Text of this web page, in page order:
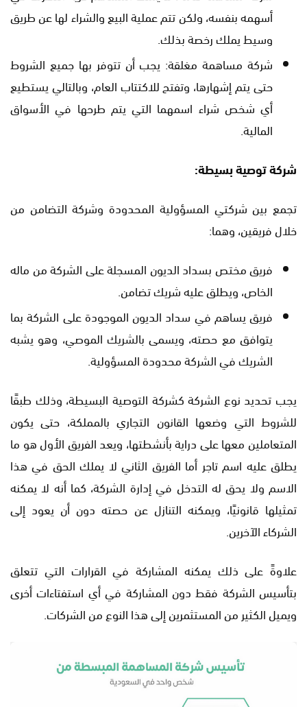
أسهمه بنفسه، ولكن تتم عملية البيع والشراء لها عن طريق
وسيط يملك رخصة بذلك.
شركة مساهمة مغلقة: يجب أن تتوفر بها جميع الشروط
حتى يتم إشهارها، وتفتح للاكتتاب العام، وبالتالي يستطيع
أي شخص شراء اسمهما التي يتم طرحها في الأسواق
المالية.
شركة توصية بسيطة:
تجمع بين شركتي المسؤولية المحدودة وشركة التضامن من
خلال فريقين، وهما:
فريق مختص بسداد الديون المسجلة على الشركة من ماله
الخاص، ويطلق عليه شريك تضامن.
فريق يساهم في سداد الديون الموجودة على الشركة بما
يتوافق مع حصته، ويسمى بالشريك الموصي، وهو يشبه
الشريك في الشركة محدودة المسؤولية.
يجب تحديد نوع الشركة كشركة التوصية البسيطة، وذلك طبقًا
للشروط التي وضعها القانون التجاري بالمملكة، حتى يكون
المتعاملين معها على دراية بأنشطتها، ويعد الفريق الأول هو ما
يطلق عليه اسم تاجر أما الفريق الثاني لا يملك الحق في هذا
الاسم ولا يحق له التدخل في إدارة الشركة، كما أنه لا يمكنه
تمثيلها قانونيًا، ويمكنه التنازل عن حصته دون أن يعود إلى
الشركاء الآخرين.
علاوةً على ذلك يمكنه المشاركة في القرارات التي تتعلق
بتأسيس الشركة فقط دون المشاركة في أي استفتاءات أخرى
ويميل الكثير من المستثمرين إلى هذا النوع من الشركات.